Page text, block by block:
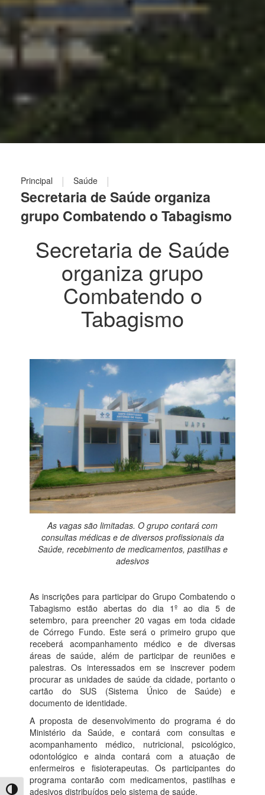
Toggle High Contrast
Principal | Saúde |
Secretaria de Saúde organiza
grupo Combatendo o Tabagismo
Secretaria de Saúde
organiza grupo
Combatendo o
Tabagismo
As vagas são limitadas. O grupo contará com
consultas médicas e de diversos profissionais da
Saúde, recebimento de medicamentos, pastilhas e
adesivos
As inscrições para participar do Grupo Combatendo o
Tabagismo estão abertas do dia 1º ao dia 5 de
setembro, para preencher 20 vagas em toda cidade
de Córrego Fundo. Este será o primeiro grupo que
receberá acompanhamento médico e de diversas
áreas de saúde, além de participar de reuniões e
palestras. Os interessados em se inscrever podem
procurar as unidades de saúde da cidade, portanto o
cartão do SUS (Sistema Único de Saúde) e
documento de identidade.
A proposta de desenvolvimento do programa é do
Ministério da Saúde, e contará com consultas e
acompanhamento médico, nutricional, psicológico,
odontológico e ainda contará com a atuação de
enfermeiros e fisioterapeutas. Os participantes do
programa contarão com medicamentos, pastilhas e
adesivos distribuídos pelo sistema de saúde.